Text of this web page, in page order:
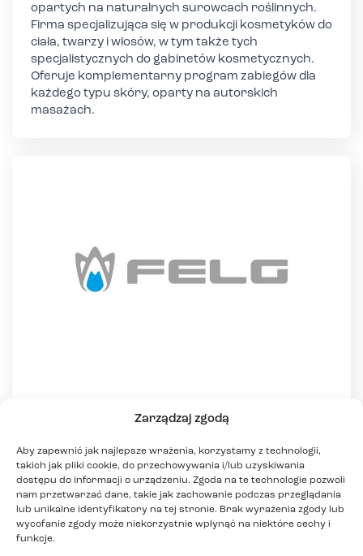
Zarządzaj zgodą
Aby zapewnić jak najlepsze wrażenia, korzystamy z technologii,
takich jak pliki cookie, do przechowywania i/lub uzyskiwania
dostępu do informacji o urządzeniu. Zgoda na te technologie pozwoli
nam przetwarzać dane, takie jak zachowanie podczas przeglądania
lub unikalne identyfikatory na tej stronie. Brak wyrażenia zgody lub
wycofanie zgody może niekorzystnie wpłynąć na niektóre cechy i
funkcje.
opartych na naturalnych surowcach roślinnych.
Firma specjalizująca się w produkcji kosmetyków do
ciała, twarzy i włosów, w tym także tych
specjalistycznych do gabinetów kosmetycznych.
Oferuje komplementarny program zabiegów dla
każdego typu skóry, oparty na autorskich
masażach.
zarządzania gabinetem stomatologicznym. To
wspólny system dla całego zespołu — od
rejestratorek, przez asystentki i higienistki, aż po
lekarzy różnych specjalizacji. Integruje recepcje,
gabinety i administracje w jeden, uporządkowany
chmurowy proces, dzięki czemu zespół działa